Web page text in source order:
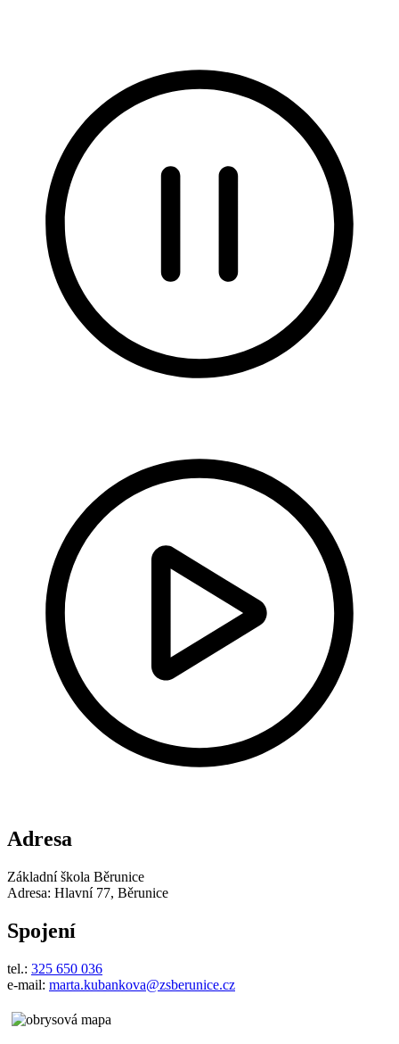
Adresa
Základní škola Běrunice
Adresa: Hlavní 77, Běrunice
Spojení
tel.: 325 650 036
e-mail: marta.kubankova@zsberunice.cz